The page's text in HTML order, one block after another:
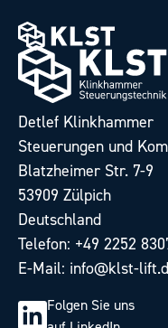
Detlef Klinkhammer
Steuerungen und
Blatzheimer Str. 7-9
53909 Zülpich
Deutschland
Telefon: +49 2252
E-Mail: info@klst-
Folgen Sie uns